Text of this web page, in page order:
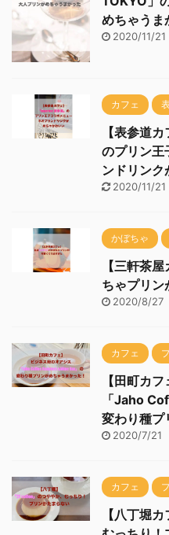
めちゃうま
2020/11/21
カフェ
のプリン
ンドリンク
2020/11/21
かぼちゃ
【三軒茶
ちゃプリ
2020/8/27
カフェ
「Jaho
変わり種
2020/7/21
カフェ
むっちり